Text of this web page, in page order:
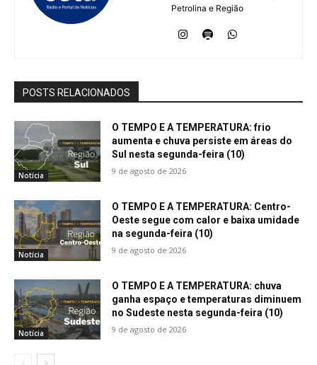
Petrolina e Região
POSTS RELACIONADOS
Notícia
O TEMPO E A TEMPERATURA: frio
aumenta e chuva persiste em áreas do
Sul nesta segunda-feira (10)
9 de agosto de 2026
Notícia
O TEMPO E A TEMPERATURA: Centro-
Oeste segue com calor e baixa umidade
na segunda-feira (10)
9 de agosto de 2026
Notícia
O TEMPO E A TEMPERATURA: chuva
ganha espaço e temperaturas diminuem
no Sudeste nesta segunda-feira (10)
9 de agosto de 2026